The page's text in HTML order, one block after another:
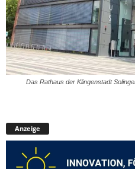
Das Rathaus der Klingenstadt
Anzeige